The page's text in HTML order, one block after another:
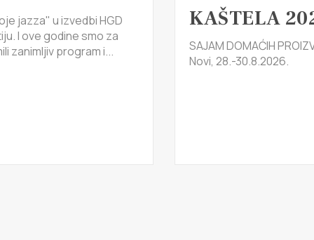
jazza" u izvedbi HGD
I ove godine smo za
zanimljiv program i...
KAŠTELA
SAJAM DOMAĆIH
Novi, 28.-30.8.2026.